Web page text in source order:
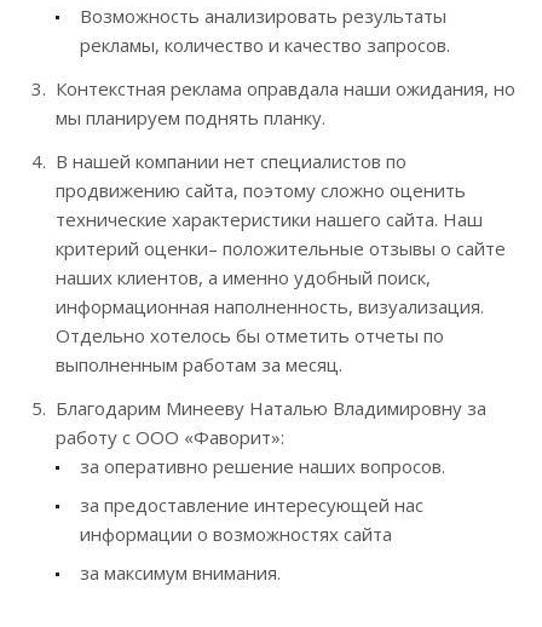
Возможность анализировать результаты
рекламы, количество и качество запросов.
Контекстная реклама оправдала наши ожидания, но
мы планируем поднять планку.
В нашей компании нет специалистов по
продвижению сайта, поэтому сложно оценить
технические характеристики нашего сайта. Наш
критерий оценки– положительные отзывы о сайте
наших клиентов, а именно удобный поиск,
информационная наполненность, визуализация.
Отдельно хотелось бы отметить отчеты по
выполненным работам за месяц.
Благодарим Минееву Наталью Владимировну за
работу с ООО «Фаворит»:
за оперативно решение наших вопросов.
за предоставление интересующей нас
информации о возможностях сайта
за максимум внимания.